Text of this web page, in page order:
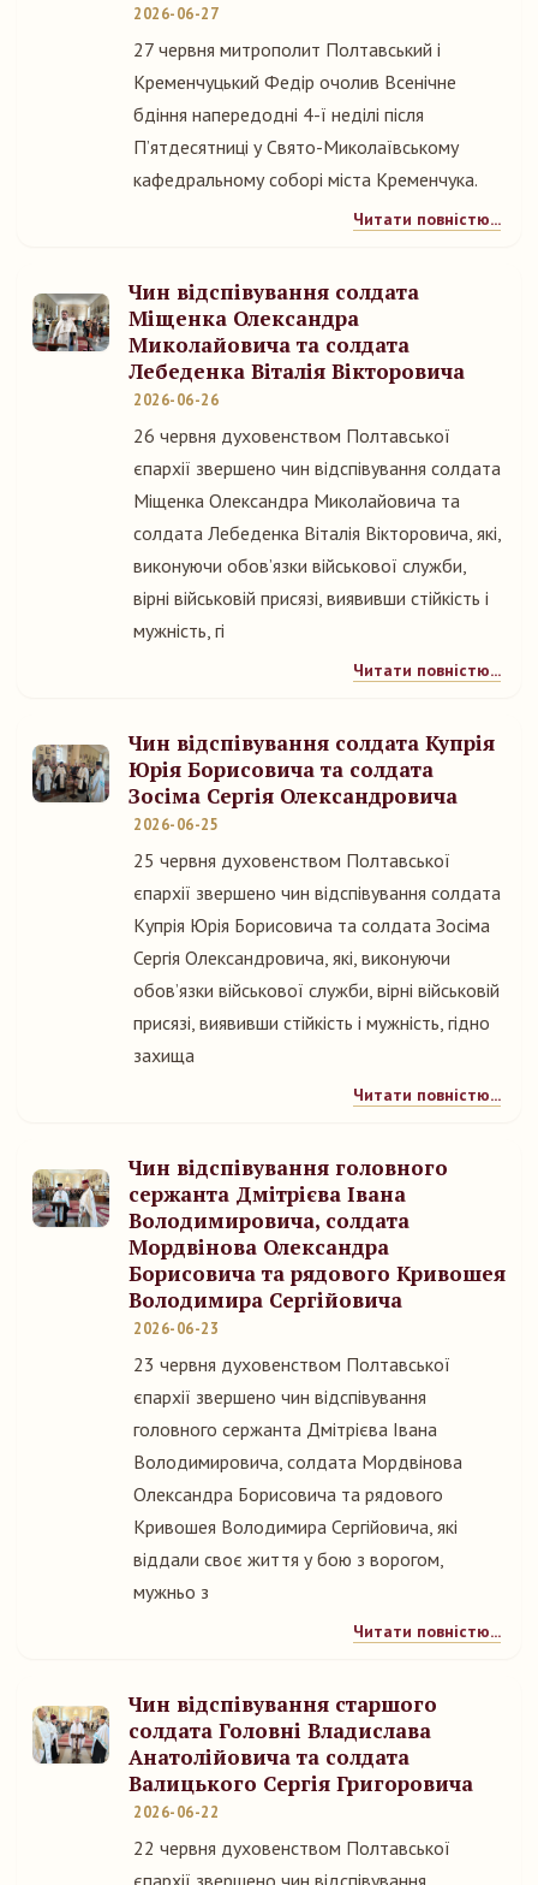
2026-06-27
27 червня митрополит Полтавський і
Кременчуцький Федір очолив Всенічне
бдіння напередодні 4-ї неділі після
П’ятдесятниці у Свято-Миколаївському
кафедральному соборі міста Кременчука.
Читати повністю...
Чин відспівування солдата
Міщенка Олександра
Миколайовича та солдата
Лебеденка Віталія Вікторовича
2026-06-26
26 червня духовенством Полтавської
єпархії звершено чин відспівування солдата
Міщенка Олександра Миколайовича та
солдата Лебеденка Віталія Вікторовича, які,
виконуючи обовʼязки військової служби,
вірні військовій присязі, виявивши стійкість і
мужність, гі
Читати повністю...
Чин відспівування солдата Купрія
Юрія Борисовича та солдата
Зосіма Сергія Олександровича
2026-06-25
25 червня духовенством Полтавської
єпархії звершено чин відспівування солдата
Купрія Юрія Борисовича та солдата Зосіма
Сергія Олександровича, які, виконуючи
обовʼязки військової служби, вірні військовій
присязі, виявивши стійкість і мужність, гідно
захища
Читати повністю...
Чин відспівування головного
сержанта Дмітрієва Івана
Володимировича, солдата
Мордвінова Олександра
Борисовича та рядового Кривошея
Володимира Сергійовича
2026-06-23
23 червня духовенством Полтавської
єпархії звершено чин відспівування
головного сержанта Дмітрієва Івана
Володимировича, солдата Мордвінова
Олександра Борисовича та рядового
Кривошея Володимира Сергійовича, які
віддали своє життя у бою з ворогом,
мужньо з
Читати повністю...
Чин відспівування старшого
солдата Головні Владислава
Анатолійовича та солдата
Валицького Сергія Григоровича
2026-06-22
22 червня духовенством Полтавської
єпархії звершено чин відспівування